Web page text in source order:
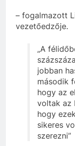
– fogalmazott
vezetőedzője.
„A
jobban
második
hogy az
voltak az
hogy
sikeres
szerezni”